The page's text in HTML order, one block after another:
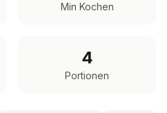
Min Kochen
4
Portionen